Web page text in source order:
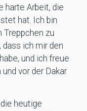
harte Arbeit, die
hat. Ich bin
Treppchen zu
dass ich mir den
und ich freue
vor der Dakar
heutige